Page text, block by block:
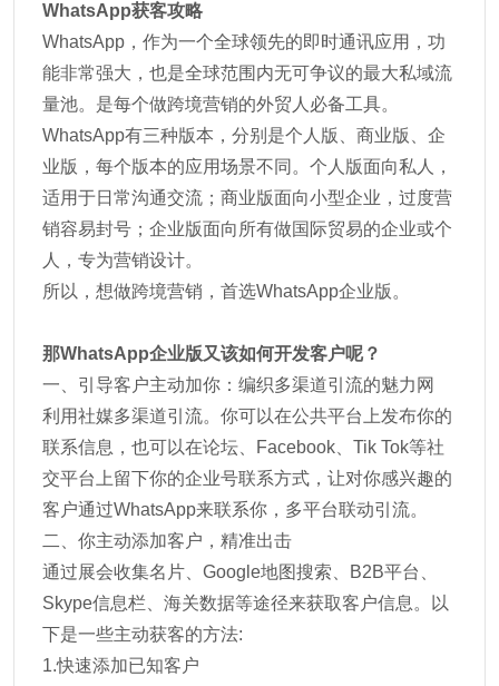
WhatsApp获客攻略
WhatsApp，作为一个全球领先的即时通讯应用，功
能非常强大，也是全球范围内无可争议的最大私域流
量池。是每个做跨境营销的外贸人必备工具。
WhatsApp有三种版本，分别是个人版、商业版、企
业版，每个版本的应用场景不同。个人版面向私人，
适用于日常沟通交流；商业版面向小型企业，过度营
销容易封号；企业版面向所有做国际贸易的企业或个
人，专为营销设计。
所以，想做跨境营销，首选WhatsApp企业版。
那WhatsApp企业版又该如何开发客户呢？
一、引导客户主动加你：编织多渠道引流的魅力网
利用社媒多渠道引流。你可以在公共平台上发布你的
联系信息，也可以在论坛、Facebook、Tik Tok等社
交平台上留下你的企业号联系方式，让对你感兴趣的
客户通过WhatsApp来联系你，多平台联动引流。
二、你主动添加客户，精准出击
通过展会收集名片、Google地图搜索、B2B平台、
Skype信息栏、海关数据等途径来获取客户信息。以
下是一些主动获客的方法:
1.快速添加已知客户